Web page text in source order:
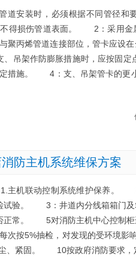
装时，必须根据不同管径和要
得损伤管道表面。 2：采用金
聚丙烯管道连接部位，管卡应设
架作防膨胀措施时，应按固定
措施。 4：支、吊架管卡的更
防主机系统维保方案
联动控制系统维护保养。 1
验。 3：井道内分线箱箱门及
常。 5对消防主机中心控制柜进
按5%抽检，对发现的受环境
、紧固。 10按政府消防要求，